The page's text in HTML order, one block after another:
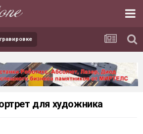
для художника